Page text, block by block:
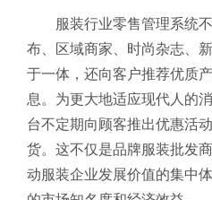
服装行业零售管理系统
布、区域商家、时尚杂志、
于一体，还向客户推荐优质
息。为更大地适应现代人的
台不定期向顾客推出优惠活
货。这不仅是品牌服装批发
动服装企业发展价值的集中